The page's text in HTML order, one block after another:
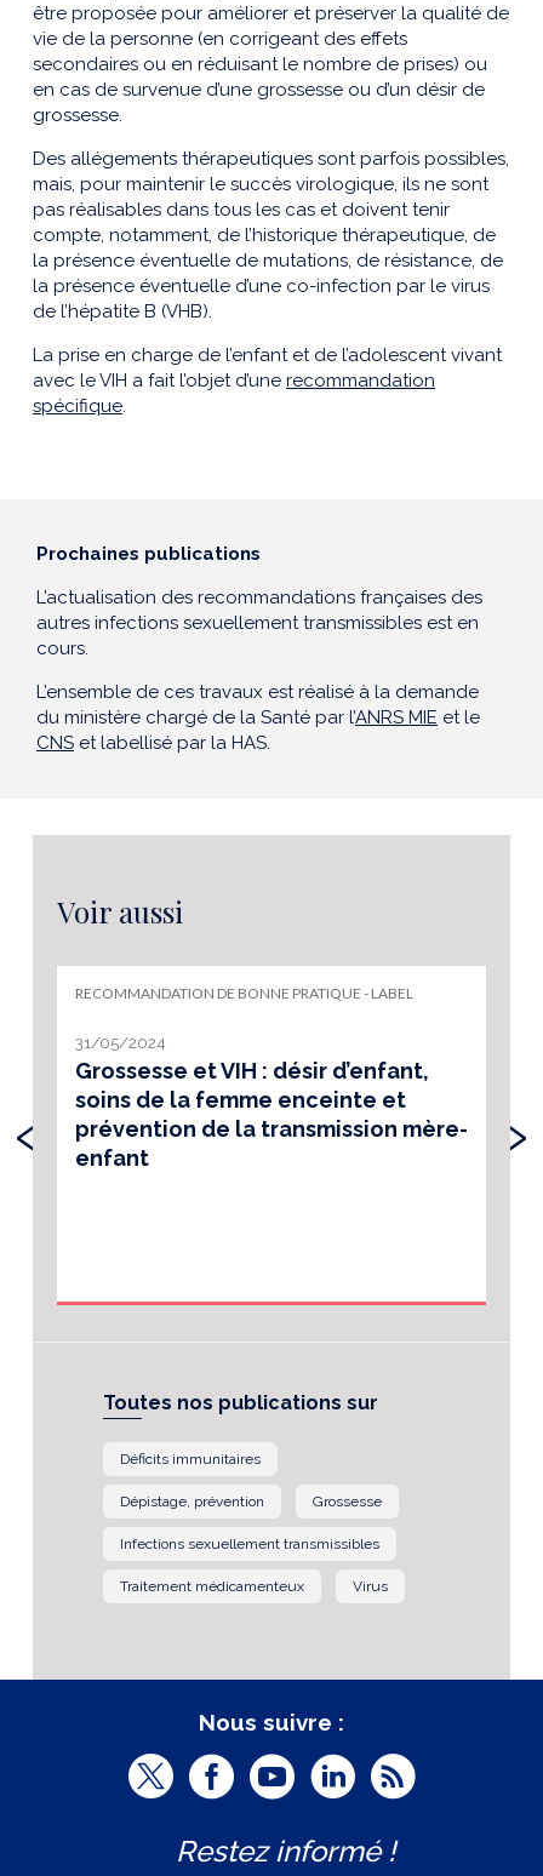
être proposée pour améliorer et préserver la qualité de
vie de la personne (en corrigeant des effets
secondaires ou en réduisant le nombre de prises) ou
en cas de survenue d’une grossesse ou d’un désir de
grossesse.
Des allégements thérapeutiques sont parfois possibles,
mais, pour maintenir le succès virologique, ils ne sont
pas réalisables dans tous les cas et doivent tenir
compte, notamment, de l’historique thérapeutique, de
la présence éventuelle de mutations, de résistance, de
la présence éventuelle d’une co-infection par le virus
de l’hépatite B (VHB).
La prise en charge de l’enfant et de l’adolescent vivant
avec le VIH a fait l’objet d’une recommandation
spécifique.
Prochaines publications
L’actualisation des recommandations françaises des
autres infections sexuellement transmissibles est en
cours.
L’ensemble de ces travaux est réalisé à la demande
du ministère chargé de la Santé par l’ANRS MIE et le
CNS et labellisé par la HAS.
Voir aussi
RECOMMANDATION DE BONNE PRATIQUE - LABEL
31/05/2024
Grossesse et VIH : désir d’enfant,
soins de la femme enceinte et
prévention de la transmission mère-
enfant
‹ ›
Toutes nos publications sur
Déficits immunitaires
Dépistage, prévention Grossesse
Infections sexuellement transmissibles
Traitement médicamenteux Virus
Nous suivre :
T
i
F
c
Y
u
L
n
R
Restez informé !